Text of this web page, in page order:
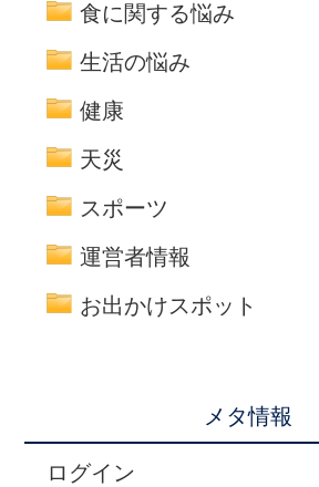
食に関する悩み
生活の悩み
健康
天災
スポーツ
運営者情報
お出かけスポット
メタ情報
ログイン